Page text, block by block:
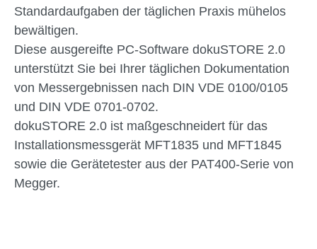
Standardaufgaben der täglichen Praxis mühelos
bewältigen.
Diese ausgereifte PC-Software dokuSTORE 2.0
unterstützt Sie bei Ihrer täglichen Dokumentation
von Messergebnissen nach DIN VDE 0100/0105
und DIN VDE 0701-0702.
dokuSTORE 2.0 ist maßgeschneidert für das
Installationsmessgerät MFT1835 und MFT1845
sowie die Gerätetester aus der PAT400-Serie von
Megger.